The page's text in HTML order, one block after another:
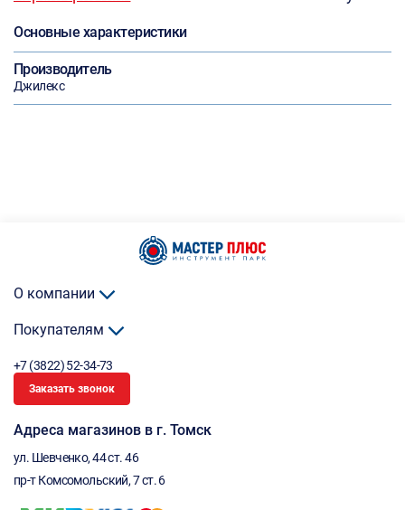
Основные характеристики
Производитель
Джилекс
О компании
Покупателям
+7 (3822) 52-34-73
Заказать звонок
Адреса магазинов в г. Томск
ул. Шевченко, 44 ст. 46
пр-т Комсомольский, 7 ст. 6